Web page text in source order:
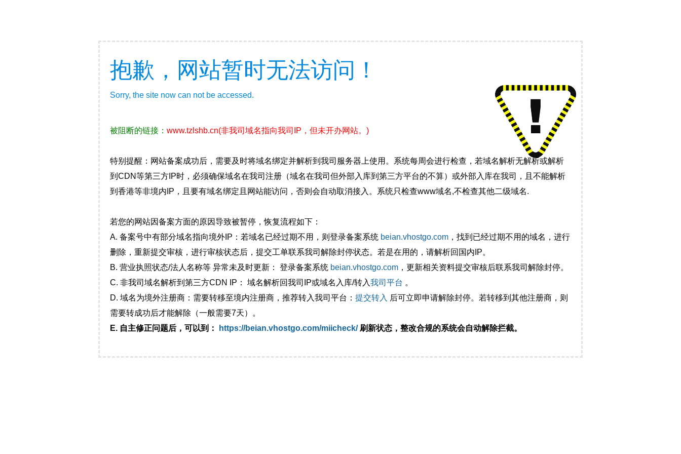
抱歉，网站暂时无法访问！
Sorry, the site now can not be accessed.
被阻断的链接： www.tzlshb.cn(非我司域名指向我司IP，但未开办网站。)
特别提醒：网站备案成功后，需要及时将域名绑定并解析到我司服务器上使用。系统每周会进行检查，若域名解析无解析或解析
到CDN等第三方IP时，必须确保域名在我司注册（域名在我司但外部入库到第三方平台的不算）或外部入库在我司，且不能解析
到香港等非境内IP，且要有域名绑定且网站能访问，否则会自动取消接入。系统只检查www域名,不检查其他二级域名.
若您的网站因备案方面的原因导致被暂停，恢复流程如下：
A. 备案号中有部分域名指向境外IP：若域名已经过期不用，则登录备案系统 beian.vhostgo.com ，找到已经过期不用的域名，进行
删除，重新提交审核，进行审核状态后，提交工单联系我司解除封停状态。若是在用的，请解析回国内IP。
B. 营业执照状态/法人名称等 异常未及时更新： 登录备案系统 beian.vhostgo.com ，更新相关资料提交审核后联系我司解除封停。
C. 非我司域名解析到第三方CDN IP： 域名解析回我司IP或域名入库/转入我司平台 。
D. 域名为境外注册商：需要转移至境内注册商，推荐转入我司平台： 提交转入 后可立即申请解除封停。若转移到其他注册商，则
需要转成功后才能解除（一般需要7天）。
E. 自主修正问题后，可以到：
https://beian.vhostgo.com/miicheck/刷新状态，整改合规的系统会自动解除拦截。